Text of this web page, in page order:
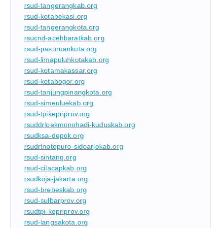
rsud-tangerangkab.org
rsud-kotabekasi.org
rsud-tangerangkota.org
rsucnd-acehbaratkab.org
rsud-pasuruankota.org
rsud-limapuluhkotakab.org
rsud-kotamakassar.org
rsud-kotabogor.org
rsud-tanjungpinangkota.org
rsud-simeuluekab.org
rsud-tpikepriprov.org
rsuddrloekmonohadi-kuduskab.org
rsudksa-depok.org
rsudrtnotopuro-sidoarjokab.org
rsud-sintang.org
rsud-cilacapkab.org
rsudkoja-jakarta.org
rsud-brebeskab.org
rsud-sulbarprov.org
rsudtpi-kepriprov.org
rsud-langsakota.org